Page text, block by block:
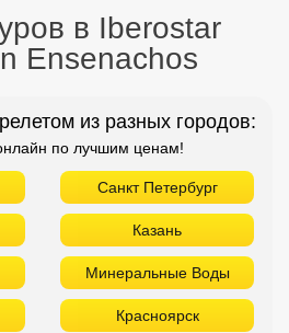
в Iberostar
Ensenachos
из разных городов:
по лучшим ценам!
Санкт Петербург
Казань
Минеральные Воды
Красноярск